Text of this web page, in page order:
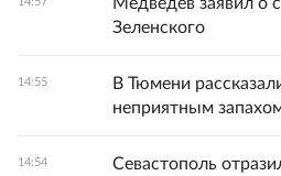
Зеленского
14:55
В Тюмени
неприятным
14:54
Севастополь